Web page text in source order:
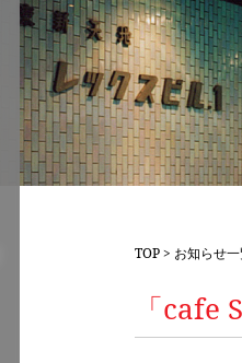
TOP> お知らせ
「cafe